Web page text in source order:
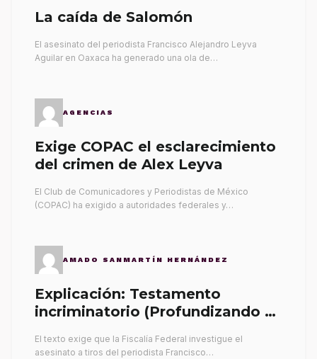
La caída de Salomón
El asesinato del periodista Francisco Alejandro Leyva
Aguilar en Oaxaca ha generado una ola de…
AGENCIAS
Exige COPAC el esclarecimiento
del crimen de Alex Leyva
El Club de Comunicadores y Periodistas de México
(COPAC) ha exigido a autoridades federales y…
AMADO SANMARTÍN HERNÁNDEZ
Explicación: Testamento
incriminatorio (Profundizando su
El texto exige que la Fiscalía Federal investigue el
asesinato a tiros del periodista Francisco…